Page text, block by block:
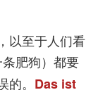
以至于人们看
条肥狗）都要
。 Das ist